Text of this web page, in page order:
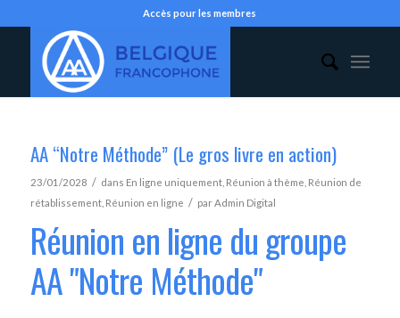
Accès pour les membres
AA “Notre Méthode” (Le gros livre en action)
23/01/2028 / dans En ligne uniquement, Réunion à thème Réunion de
rétablissement, Réunion en ligne / parAdmin Digital
Réunion en ligne du groupe
AA "Notre Méthode"